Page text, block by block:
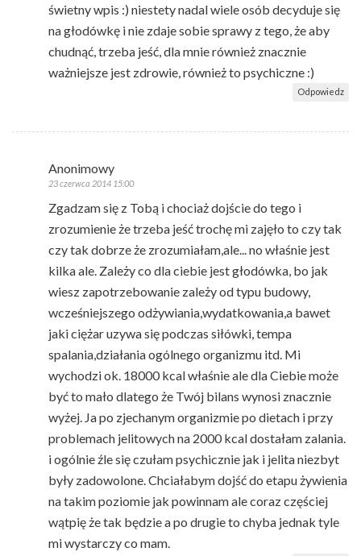
świetny wpis :) niestety nadal wiele osób decyduje się
na głodówkę i nie zdaje sobie sprawy z tego, że aby
chudnąć, trzeba jeść, dla mnie również znacznie
ważniejsze jest zdrowie, również to psychiczne :)
Odpowiedz
Anonimowy
23 czerwca 2014 15:00
Zgadzam się z Tobą i chociaż dojście do tego i
zrozumienie że trzeba jeść trochę mi zajęło to czy tak
czy tak dobrze że zrozumiałam,ale... no właśnie jest
kilka ale. Zależy co dla ciebie jest głodówka, bo jak
wiesz zapotrzebowanie zależy od typu budowy,
wcześniejszego odżywiania,wydatkowania,a bawet
jaki ciężar uzywa się podczas siłówki, tempa
spalania,działania ogólnego organizmu itd. Mi
wychodzi ok. 18000 kcal właśnie ale dla Ciebie może
być to mało dlatego że Twój bilans wynosi znacznie
wyżej. Ja po zjechanym organizmie po dietach i przy
problemach jelitowych na 2000 kcal dostałam zalania.
i ogólnie źle się czułam psychicznie jak i jelita niezbyt
były zadowolone. Chciałabym dojść do etapu żywienia
na takim poziomie jak powinnam ale coraz częściej
wątpię że tak będzie a po drugie to chyba jednak tyle
mi wystarczy co mam.